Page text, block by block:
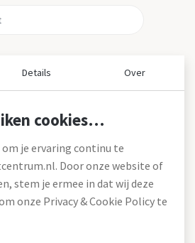
Details Over
cookies…
je ervaring continu te
Door onze website of
stem je ermee in dat wij deze
onze Privacy & Cookie Policy te